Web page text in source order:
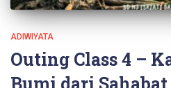
ADIWIYATA
Outing Class 4 –